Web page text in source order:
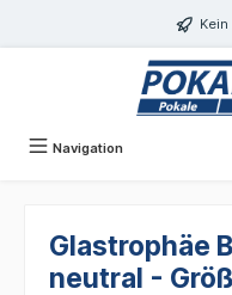
Navigation
Glastrophäe
neutral -